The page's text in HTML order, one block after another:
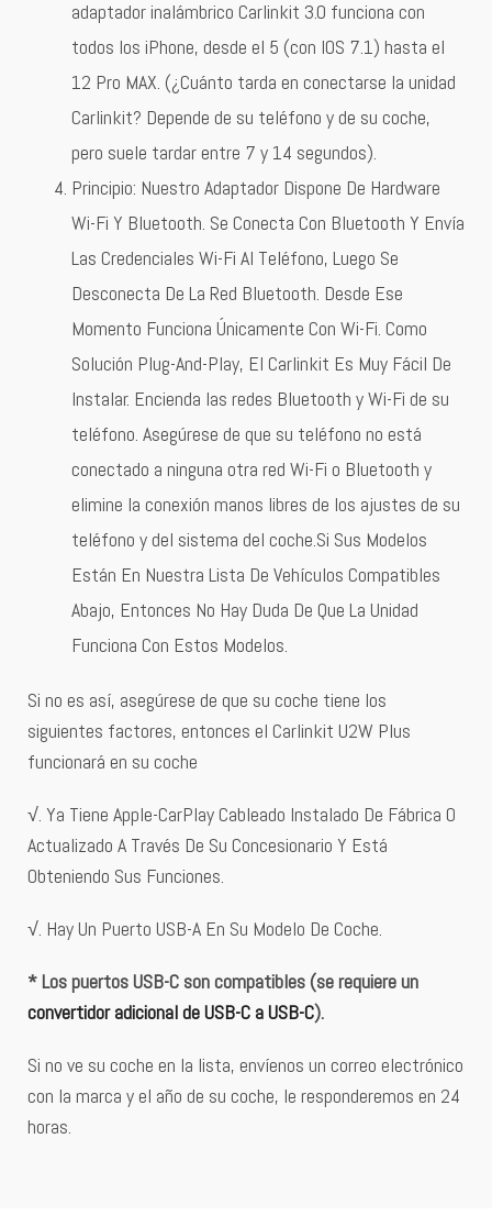
adaptador inalámbrico Carlinkit 3.0 funciona con
todos los iPhone, desde el 5 (con IOS 7.1) hasta el
12 Pro MAX. (¿Cuánto tarda en conectarse la unidad
Carlinkit? Depende de su teléfono y de su coche,
pero suele tardar entre 7 y 14 segundos).
Principio: Nuestro Adaptador Dispone De Hardware
Wi-Fi Y Bluetooth. Se Conecta Con Bluetooth Y Envía
Las Credenciales Wi-Fi Al Teléfono, Luego Se
Desconecta De La Red Bluetooth. Desde Ese
Momento Funciona Únicamente Con Wi-Fi. Como
Solución Plug-And-Play, El Carlinkit Es Muy Fácil De
Instalar. Encienda las redes Bluetooth y Wi-Fi de su
teléfono. Asegúrese de que su teléfono no está
conectado a ninguna otra red Wi-Fi o Bluetooth y
elimine la conexión manos libres de los ajustes de su
teléfono y del sistema del coche.Si Sus Modelos
Están En Nuestra Lista De Vehículos Compatibles
Abajo, Entonces No Hay Duda De Que La Unidad
Funciona Con Estos Modelos.
Si no es así, asegúrese de que su coche tiene los
siguientes factores, entonces el Carlinkit U2W Plus
funcionará en su coche
√. Ya Tiene Apple-CarPlay Cableado Instalado De Fábrica O
Actualizado A Través De Su Concesionario Y Está
Obteniendo Sus Funciones.
√. Hay Un Puerto USB-A En Su Modelo De Coche.
* Los puertos USB-C son compatibles (se requiere un
convertidor adicional de USB-C a USB-C).
Si no ve su coche en la lista, envíenos un correo electrónico
con la marca y el año de su coche, le responderemos en 24
horas.